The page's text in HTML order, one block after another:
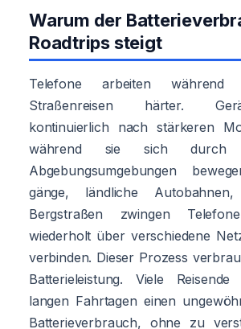
Warum der
Roadtrips steigt
Telefone arbeiten während
Straßenreisen härter.
kontinuierlich nach stärkeren
während sie sich durch
Abgebungsumgebungen
gänge, ländliche
Bergstraßen zwingen
wiederholt über verschiedene
verbinden. Dieser Prozess
Batterieleistung. Viele
langen Fahrtagen einen
Batterieverbrauch, ohne zu